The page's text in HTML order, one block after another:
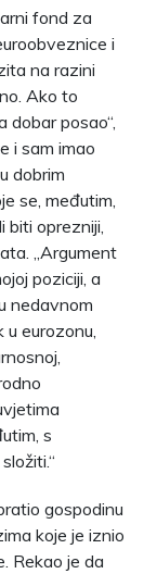
fond za
i
na razini
Ako to
posao“,
i sam imao
dobrim
se, međutim,
biti oprezniji,
„Argument
poziciji, a
nedavnom
eurozonu,
s
gospodinu
koje je iznio
Rekao je da